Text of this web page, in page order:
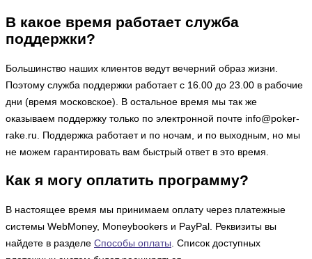
В какое время работает служба
поддержки?
Большинство наших клиентов ведут вечерний образ жизни.
Поэтому служба поддержки работает с 16.00 до 23.00 в рабочие
дни (время московское). В остальное время мы так же
оказываем поддержку только по электронной почте info@poker-
rake.ru . Поддержка работает и по ночам, и по выходным, но мы
не можем гарантировать вам быстрый ответ в это время.
Как я могу оплатить программу?
В настоящее время мы принимаем оплату через платежные
системы WebMoney, Moneybookers и PayPal. Реквизиты вы
найдете в разделе Способы оплаты . Список доступных